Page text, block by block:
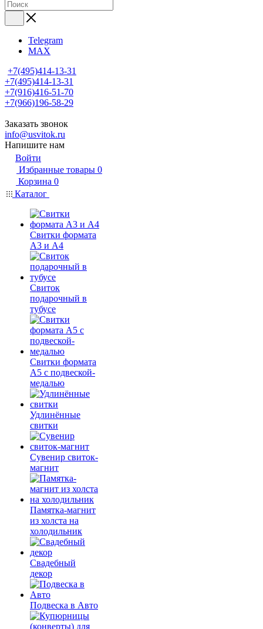
Telegram
MAX
+7(495)414-13-31
+7(495)414-13-31
+7(916)416-51-70
+7(966)196-58-29
Заказать звонок
info@usvitok.ru
Напишите нам
Войти
Избранные товары 0
Корзина 0
Каталог
Свитки формата
А3 и А4
Свиток
подарочный в
тубусе
Свитки формата
А5 с подвеской-
медалью
Удлинённые
свитки
Сувенир свиток-
магнит
Памятка-магнит
из холста на
холодильник
Свадебный
декор
Подвеска в Авто